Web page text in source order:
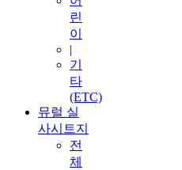
린
이
|
기
타
(ETC)
뮤럴 실
사시트지
전
체